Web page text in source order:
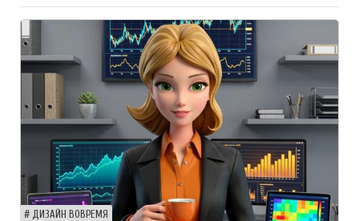
ДИЗАЙН ВОВРЕМЯ